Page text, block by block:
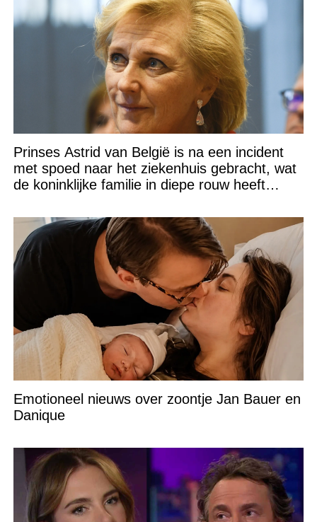
Prinses Astrid van België is na een incident
met spoed naar het ziekenhuis gebracht, wat
de koninklijke familie in diepe rouw heeft
Emotioneel nieuws over zoontje Jan Bauer en
Danique